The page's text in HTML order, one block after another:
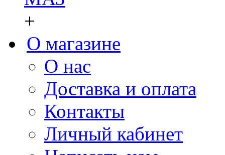
+
О магазине
О нас
Доставка и оплата
Контакты
Личный кабинет